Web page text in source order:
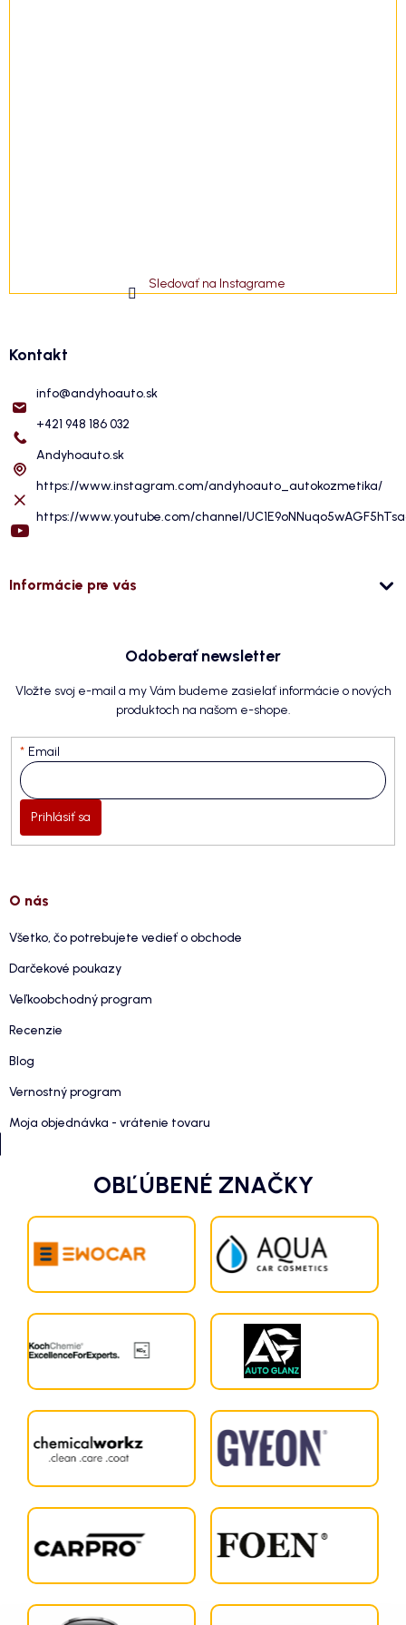
Sledovať na Instagrame
Kontakt
info@andyhoauto.sk
+421 948 186 032
Andyhoauto.sk
https://www.instagram.com/andyhoauto_autokozmetika/
https://www.youtube.com/channel/
Informácie pre vás
Odoberať newsletter
Vložte svoj e-mail a my Vám budeme zasielať informácie o nových
produktoch na našom e-shope.
Email
Prihlásiť sa
O nás
Všetko, čo potrebujete vedieť o obchode
Darčekové poukazy
Veľkoobchodný program
Recenzie
Blog
Vernostný program
Moja objednávka - vrátenie tovaru
OBĽÚBENÉ ZNAČKY